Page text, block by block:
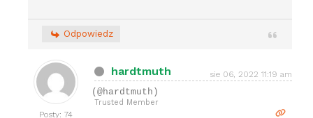
Odpowiedz
Posty: 74
hardtmuth sie 06, 2022 11:19 am
(@hardtmuth)
Trusted Member